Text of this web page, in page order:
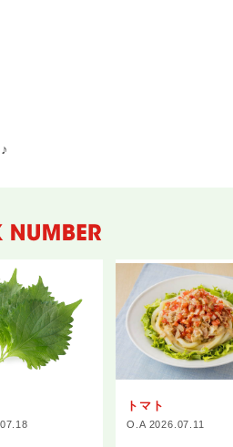
トマト
O.A 2026.07.11